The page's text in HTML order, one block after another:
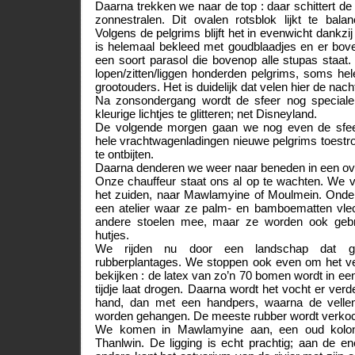
Daarna trekken we naar de top : daar schittert
zonnestralen. Dit ovalen rotsblok lijkt te
Volgens de pelgrims blijft het in evenwicht
is helemaal bekleed met goudblaadjes en er
een soort parasol die bovenop alle stupas
lopen/zitten/liggen honderden pelgrims, soms
grootouders. Het is duidelijk dat velen hier de
Na zonsondergang wordt de sfeer nog
kleurige lichtjes te glitteren; net Disneyland.
De volgende morgen gaan we nog even de
hele vrachtwagenladingen nieuwe pelgrims
te ontbijten.
Daarna denderen we weer naar beneden in een
Onze chauffeur staat ons al op te wachten. We
het zuiden, naar Mawlamyine of Moulmein.
een atelier waar ze palm- en bamboematten
andere stoelen mee, maar ze worden ook
hutjes.
We rijden nu door een landschap dat
rubberplantages. We stoppen ook even om het
bekijken : de latex van zo’n 70 bomen wordt in
tijdje laat drogen. Daarna wordt het vocht er
hand, dan met een handpers, waarna de
worden gehangen. De meeste rubber wordt
We komen in Mawlamyine aan, een oud
Thanlwin. De ligging is echt prachtig; aan de